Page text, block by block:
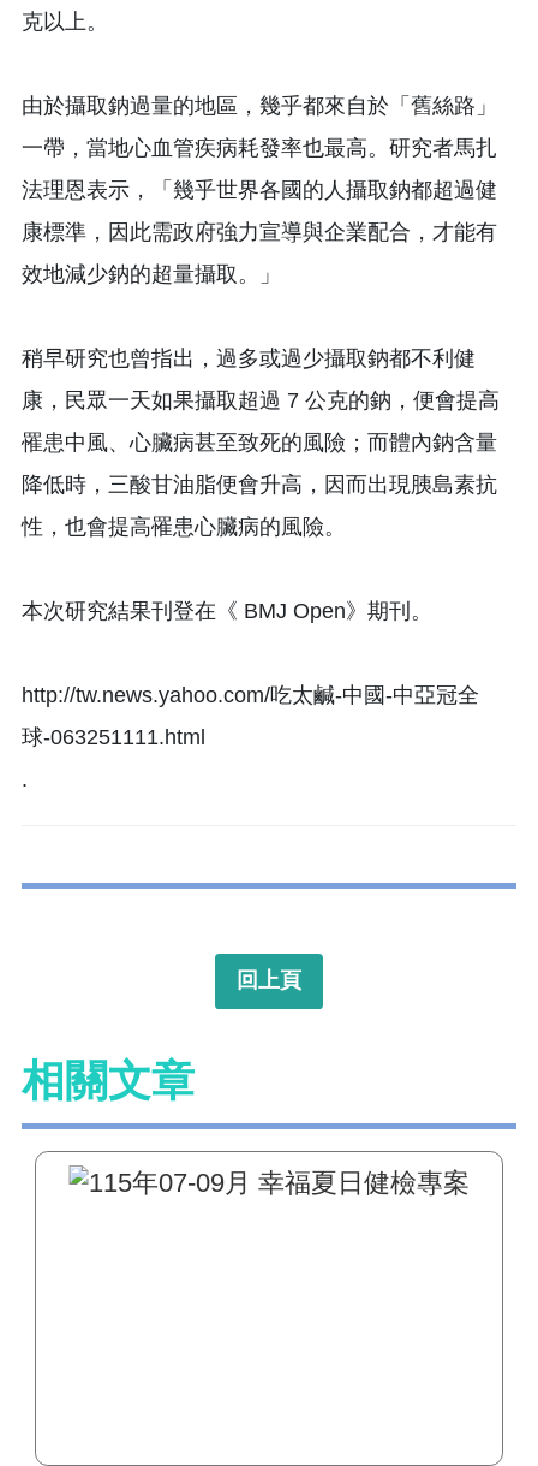
克以上。
由於攝取鈉過量的地區，幾乎都來自於「舊絲路」
一帶，當地心血管疾病耗發率也最高。研究者馬扎
法理恩表示，「幾乎世界各國的人攝取鈉都超過健
康標準，因此需政府強力宣導與企業配合，才能有
效地減少鈉的超量攝取。」
稍早研究也曾指出，過多或過少攝取鈉都不利健
康，民眾一天如果攝取超過 7 公克的鈉，便會提高
罹患中風、心臟病甚至致死的風險；而體內鈉含量
降低時，三酸甘油脂便會升高，因而出現胰島素抗
性，也會提高罹患心臟病的風險。
本次研究結果刊登在《 BMJ Open》期刊。
http://tw.news.yahoo.com/吃太鹹-中國-中亞冠全
球-063251111.html
.
回上頁
相關文章